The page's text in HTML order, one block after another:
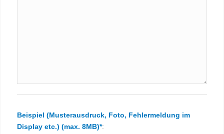
Beispiel (Musterausdruck, Foto, Fehlermeldung im
Display etc.) (max. 8MB)*: